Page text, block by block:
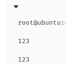
123
123